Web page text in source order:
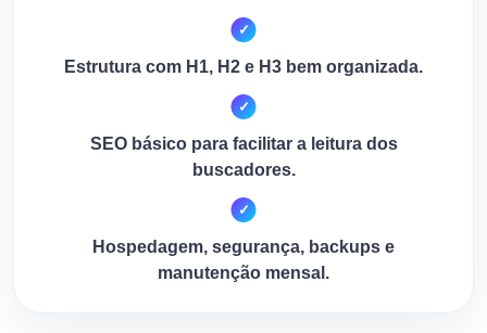
Estrutura com H1, H2 e H3 bem organizada.
SEO básico para facilitar a leitura dos
buscadores.
Hospedagem, segurança, backups e
manutenção mensal.